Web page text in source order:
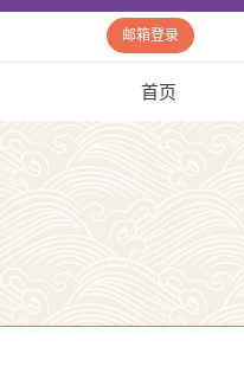
邮箱登录
首页